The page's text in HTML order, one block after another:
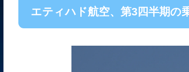
エティハド航空、第3四半期の